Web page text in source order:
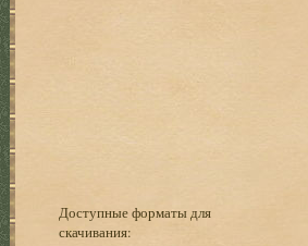
Доступные форматы для
скачивания: